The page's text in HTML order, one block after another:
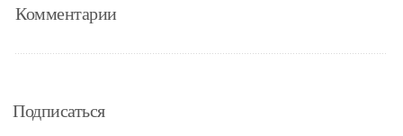
Комментарии
Подписаться